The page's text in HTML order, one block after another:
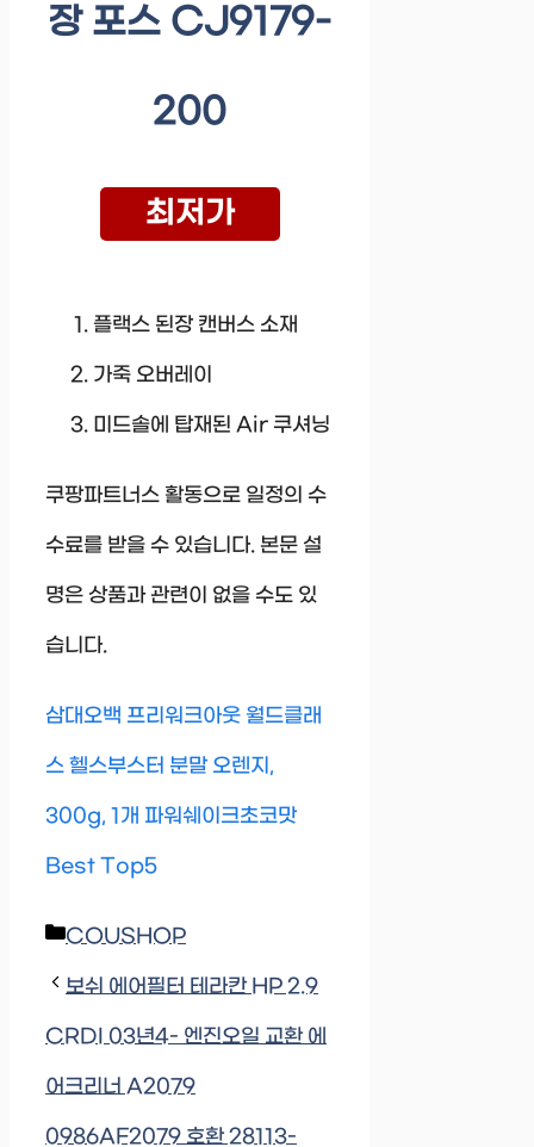
장 포스 CJ9179-
200
최저가
플랙스 된장 캔버스 소재
가죽 오버레이
미드솔에 탑재된 Air 쿠셔닝
쿠팡파트너스 활동으로 일정의 수
수료를 받을 수 있습니다. 본문 설
명은 상품과 관련이 없을 수도 있
습니다.
삼대오백 프리워크아웃 월드클래
스 헬스부스터 분말 오렌지,
300g, 1개 파워쉐이크초코맛
Best Top5
Categories
COUSHOP
보쉬 에어필터 테라칸 HP 2.9
CRDI 03년4- 엔진오일 교환 에
어크리너 A2079
0986AF2079 호환 28113-